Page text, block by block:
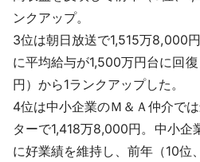
ンクアップ。
3位は朝日放送で1,515万8,000
に平均給与が1,500万円台に回
円）から1ランクアップした。
4位は中小企業のＭ＆Ａ仲介で
ターで1,418万8,000円。中小企
に好業績を維持し、前年（10